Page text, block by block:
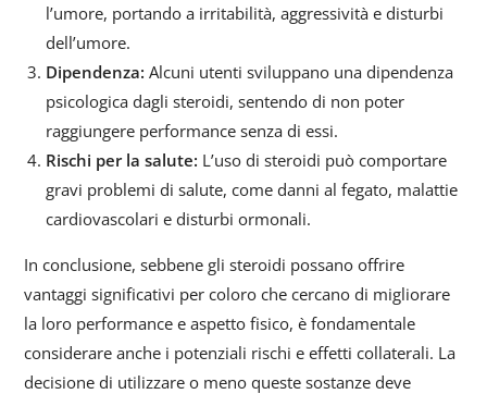
l’umore, portando a irritabilità, aggressività e disturbi
dell’umore.
Dipendenza: Alcuni utenti sviluppano una dipendenza
psicologica dagli steroidi, sentendo di non poter
raggiungere performance senza di essi.
Rischi per la salute: L’uso di steroidi può comportare
gravi problemi di salute, come danni al fegato, malattie
cardiovascolari e disturbi ormonali.
In conclusione, sebbene gli steroidi possano offrire
vantaggi significativi per coloro che cercano di migliorare
la loro performance e aspetto fisico, è fondamentale
considerare anche i potenziali rischi e effetti collaterali. La
decisione di utilizzare o meno queste sostanze deve